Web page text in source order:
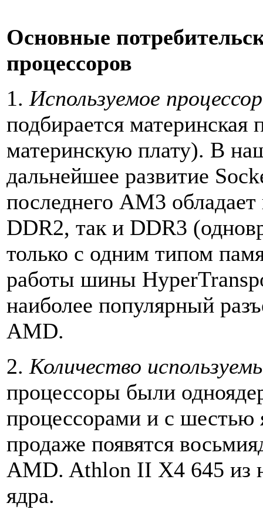
Основные
процессоров
1. Используемое
подбирается материнская
материнскую плату). В
дальнейшее развитие
последнего AM3
DDR2, так и DDR3
только с одним типом
работы шины
наиболее популярный
AMD.
2. Количество
процессоры были
процессорами и с
продаже появятся
AMD. Athlon II X4 645 из
ядра.